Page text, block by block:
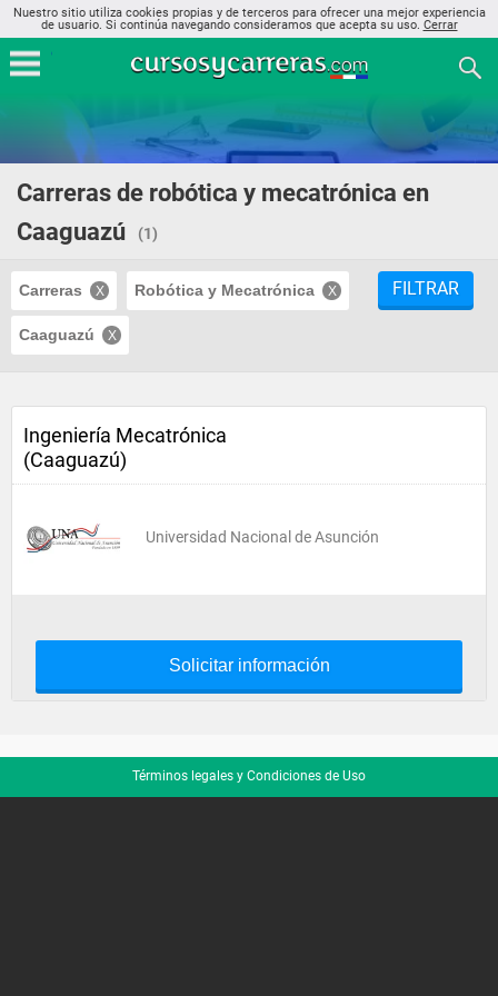
Nuestro sitio utiliza cookies propias y de terceros para ofrecer una mejor experiencia
de usuario. Si continúa navegando consideramos que acepta su uso. Cerrar
Carreras de robótica y mecatrónica en
Caaguazú
(1)
Carreras Robótica y Mecatrónica
Caaguazú
FILTRAR
Ingeniería Mecatrónica
(Caaguazú)
Universidad Nacional de Asunción
Solicitar información
Términos legales y Condiciones de Uso